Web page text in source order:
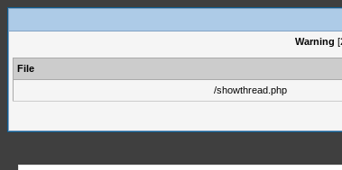
Warning
File
/showthread.php